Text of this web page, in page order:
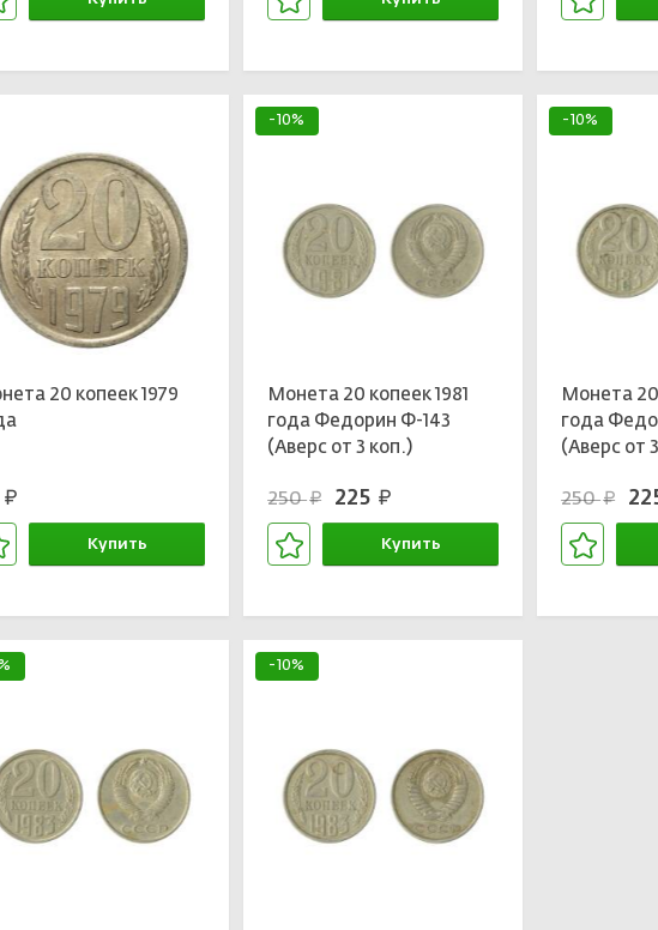
20 копеек 1979
руб.
Купить
-10%
Монета 20 копеек 1981
года Федорин Ф-143
(Аверс от 3 коп.)
250руб. 225 руб.
Купить
-10%
Монета 20
года
(Аверс от
250руб.
-10%